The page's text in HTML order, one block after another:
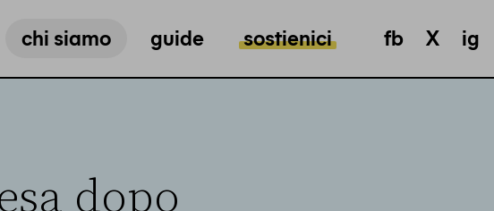
chi siamo guide sostienici fb X ig
dopo